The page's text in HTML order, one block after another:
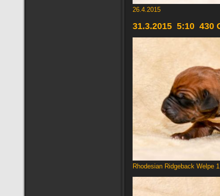
26.4.2015
31.3.2015 5:10 430
Rhodesian Ridgeback Welpe